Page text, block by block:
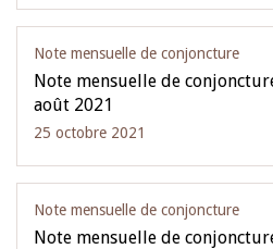
Note mensuelle de conjoncture
Note mensuelle de
août 2021
25 octobre 2021
Note mensuelle de conjoncture
Note mensuelle de